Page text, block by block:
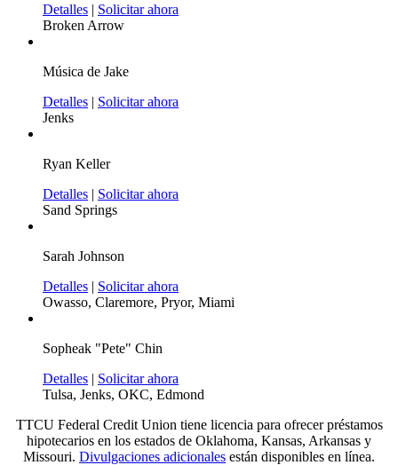
Detalles | Solicitar ahora
Broken Arrow
Música de Jake
Detalles | Solicitar ahora
Jenks
Ryan Keller
Detalles | Solicitar ahora
Sand Springs
Sarah Johnson
Detalles | Solicitar ahora
Owasso, Claremore, Pryor, Miami
Sopheak "Pete" Chin
Detalles | Solicitar ahora
Tulsa, Jenks, OKC, Edmond
TTCU Federal Credit Union tiene licencia para ofrecer préstamos
hipotecarios en los estados de Oklahoma, Kansas, Arkansas y
Missouri. Divulgaciones adicionales están disponibles en línea.